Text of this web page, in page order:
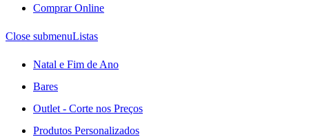
Comprar Online
Close submenuListas
Natal e Fim de Ano
Bares
Outlet - Corte nos Preços
Produtos Personalizados